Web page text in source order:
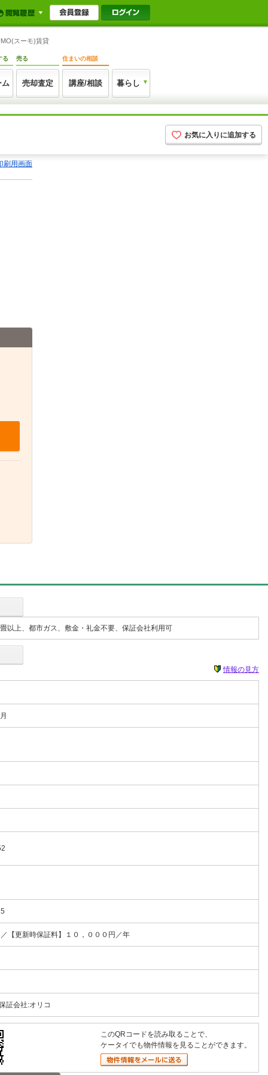
スーモ)賃貸
る
ム
売る
売却査定
住まいの相談
講座/相談 暮らし
お気に入りに追加する
刷用画面
以上、都市ガス、敷金・礼金不要、保証会社利用可
情報の見方
【更新時保証料】１０，０００円／年
証会社:オリコ
このQRコードを読み取ることで、
ケータイでも物件情報を見ることができます。